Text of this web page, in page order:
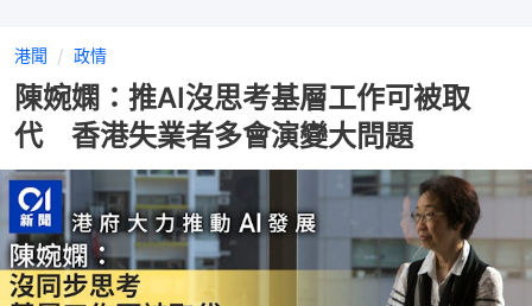
港聞 政情
陳婉嫻：推AI沒思考基層工作可被取
代 香港失業者多會演變大問題